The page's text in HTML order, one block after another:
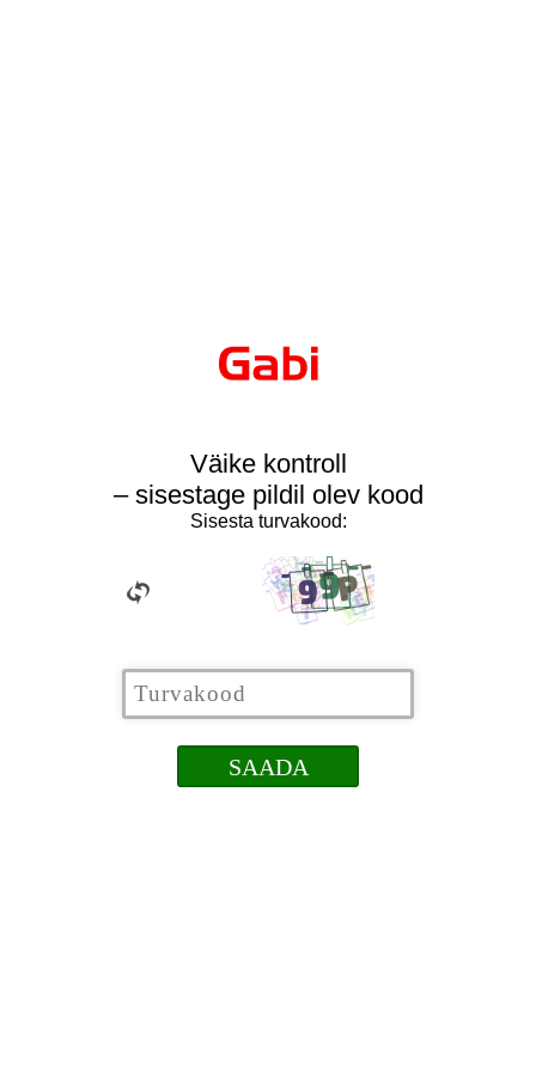
Väike kontroll
– sisestage pildil olev kood
Sisesta turvakood: